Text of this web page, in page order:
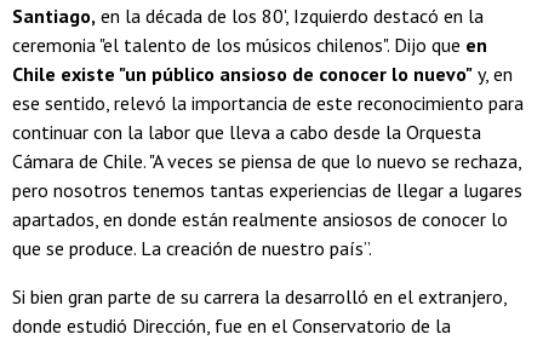
Santiago, en la década de los 80', Izquierdo destacó en la
ceremonia "el talento de los músicos chilenos". Dijo que en
Chile existe "un público ansioso de conocer lo nuevo" y, en
ese sentido, relevó la importancia de este reconocimiento para
continuar con la labor que lleva a cabo desde la Orquesta
Cámara de Chile. "A veces se piensa de que lo nuevo se rechaza,
pero nosotros tenemos tantas experiencias de llegar a lugares
apartados, en donde están realmente ansiosos de conocer lo
que se produce. La creación de nuestro país”.
Si bien gran parte de su carrera la desarrolló en el extranjero,
donde estudió Dirección, fue en el Conservatorio de la